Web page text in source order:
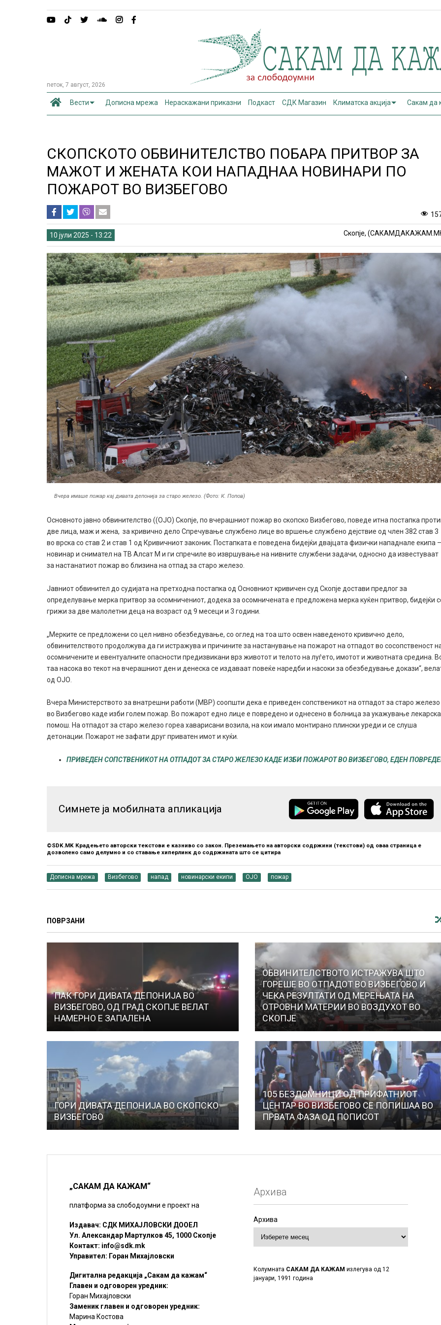
петок, 7 август, 2026
Вести Дописна мрежа Нераскажани приказни Подкаст СДК Магазин Климатска акција Сакам да
СКОПСКОТО ОБВИНИТЕЛСТВО ПОБАРА ПРИТВОР ЗА
МАЖОТ И ЖЕНАТА КОИ НАПАДНАА НОВИНАРИ ПО
ПОЖАРОТ ВО ВИЗБЕГОВО
10 јули 2025 - 13:22 Скопје,
Вчера имаше пожар кај дивата депонија за старо железо. (Фото: К. Попов)
Основното јавно обвинителство ((ОЈО) Скопје, по вчерашниот пожар во скопско Визбегово, поведе итна постапка
две лица, маж и жена, за кривично дело Спречување службено лице во вршење службено дејствие од член 382 став 3
во врска со став 2 и став 1 од Кривичниот законик. Постапката е поведена бидејќи двајцата физички нападнале екипа –
новинар и снимател на ТВ Алсат М и ги спречиле во извршување на нивните службени задачи, односно да известуваат
за настанатиот пожар во близина на отпад за старо железо.
Јавниот обвинител до судијата на претходна постапка од Основниот кривичен суд Скопје достави предлог за
определување мерка притвор за осомничениот, додека за осомничената е предложена мерка куќен притвор, бидејќи
грижи за две малолетни деца на возраст од 9 месеци и 3 години.
„Мерките се предложени со цел нивно обезбедување, со оглед на тоа што освен наведеното кривично дело,
обвинителството продолжува да ги истражува и причините за настанување на пожарот на отпадот во сосопственост
осомничените и евентуалните опасности предизвикани врз животот и телото на луѓето, имотот и животната средина.
таа насока во текот на вчерашниот ден и денеска се издаваат повеќе наредби и насоки за обезбедување докази“,
од ОЈО.
Вчера Министерството за внатрешни работи (МВР) соопшти дека е приведен сопственикот на отпадот за старо железо
во Визбегово каде изби голем пожар. Во пожарот едно лице е повредено и однесено в болница за укажување лекарска
помош. На отпадот за старо железо гореа хаварисани возила, на кои имало монтирано плински уреди и се слуша
детонации. Пожарот не зафати друг приватен имот и куќи.
ПРИВЕДЕН СОПСТВЕНИКОТ НА ОТПАДОТ ЗА СТАРО ЖЕЛЕЗО КАДЕ ИЗБИ ПОЖАРОТ ВО ВИЗБЕГОВО, ЕДЕН
Симнете ја мобилната апликација
©SDK.MK Крадењето авторски текстови е казниво со закон. Преземањето на авторски содржини (текстови) од оваа страница е
дозволено само делумно и со ставање хиперлинк до содржината што се цитира
Дописна мрежа Визбегово напад новинарски екипи ОЈО пожар
ПОВРЗАНИ
ПАК ГОРИ ДИВАТА ДЕПОНИЈА ВО
ВИЗБЕГОВО, ОД ГРАД СКОПЈЕ ВЕЛАТ
НАМЕРНО Е ЗАПАЛЕНА
ОБВИНИТЕЛСТВОТО ИСТРАЖУВА ШТО
ГОРЕШЕ ВО ОТПАДОТ ВО ВИЗБЕГОВО И
ЧЕКА РЕЗУЛТАТИ ОД МЕРЕЊАТА НА
ОТРОВНИ МАТЕРИИ ВО ВОЗДУХОТ ВО
СКОПЈЕ
ГОРИ ДИВАТА ДЕПОНИЈА ВО СКОПСКО
ВИЗБЕГОВО
105 БЕЗДОМНИЦИ ОД ПРИФАТНИОТ
ЦЕНТАР ВО ВИЗБЕГОВО СЕ ПОПИШАА ВО
ПРВАТА ФАЗА ОД ПОПИСОТ
„САКАМ ДА КАЖАМ“
платформа за слободоумни е проект на
Издавач: СДК МИХАЈЛОВСКИ ДООЕЛ
Ул. Александар Мартулков 45, 1000 Скопје
Контакт: info@sdk.mk
Управител: Горан Михајловски
Дигитална редакција „Сакам да кажам“
Главен и одговорен уредник:
Горан Михајловски
Заменик главен и одговорен уредник:
Марина Костова
Архива
Архива
Колумната САКАМ ДА КАЖАМ излегува од 12
јануари, 1991 година